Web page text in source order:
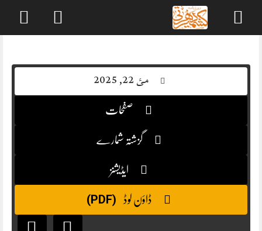
Skip
مئ 22, 2025
صفحات
گزشتہ شمارے
ایڈیشنز
ڈاؤن لوڈ (PDF)